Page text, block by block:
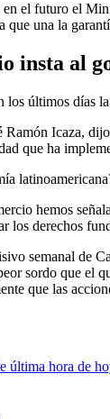
en el futuro el
una la
insta al
últimos días
Ramón Icaza,
que ha
hemos
los derechos
semanal de
sordo que el
que las
última hora de